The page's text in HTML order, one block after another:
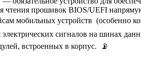
чтения прошивок BIOS/UEFI
мобильных устройств (особенно
электрических сигналов на шинах
встроенных в корпус. 📡